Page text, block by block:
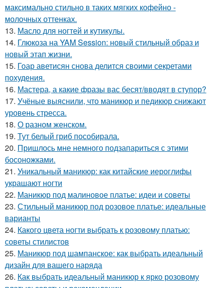
максимально стильно в таких мягких кофейно -
молочных оттенках.
13. Масло для ногтей и кутикулы.
14. Глюкоза на YAM Session: новый стильный образ и
новый этап жизни.
15. Гоар аветисян снова делится своими секретами
похудения.
16. Мастера, а какие фразы вас бесят/вводят в ступор?
17. Учёные выяснили, что маникюр и педикюр снижают
уровень стресса.
18. О разном женском.
19. Тут белый гриб пособирала.
20. Пришлось мне немного подзапариться с этими
босоножками.
21. Уникальный маникюр: как китайские иероглифы
украшают ногти
22. Маникюр под малиновое платье: идеи и советы
23. Стильный маникюр под розовое платье: идеальные
варианты
24. Какого цвета ногти выбрать к розовому платью:
советы стилистов
25. Маникюр под шампанское: как выбрать идеальный
дизайн для вашего наряда
26. Как выбрать идеальный маникюр к ярко розовому